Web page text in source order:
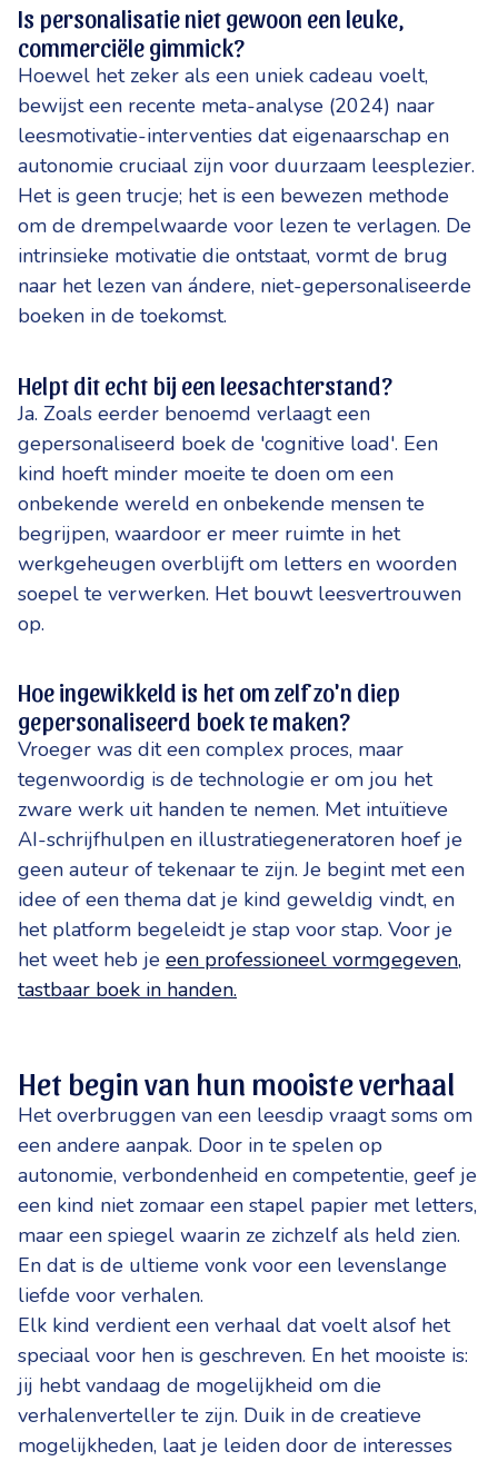
Is personalisatie niet gewoon een leuke,
commerciële gimmick?
Hoewel het zeker als een uniek cadeau voelt,
bewijst een recente meta-analyse (2024) naar
leesmotivatie-interventies dat eigenaarschap en
autonomie cruciaal zijn voor duurzaam leesplezier.
Het is geen trucje; het is een bewezen methode
om de drempelwaarde voor lezen te verlagen. De
intrinsieke motivatie die ontstaat, vormt de brug
naar het lezen van ándere, niet-gepersonaliseerde
boeken in de toekomst.
Helpt dit echt bij een leesachterstand?
Ja. Zoals eerder benoemd verlaagt een
gepersonaliseerd boek de 'cognitive load'. Een
kind hoeft minder moeite te doen om een
onbekende wereld en onbekende mensen te
begrijpen, waardoor er meer ruimte in het
werkgeheugen overblijft om letters en woorden
soepel te verwerken. Het bouwt leesvertrouwen
op.
Hoe ingewikkeld is het om zelf zo'n diep
gepersonaliseerd boek te maken?
Vroeger was dit een complex proces, maar
tegenwoordig is de technologie er om jou het
zware werk uit handen te nemen. Met intuïtieve
AI-schrijfhulpen en illustratiegeneratoren hoef je
geen auteur of tekenaar te zijn. Je begint met een
idee of een thema dat je kind geweldig vindt, en
het platform begeleidt je stap voor stap. Voor je
het weet heb je een professioneel vormgegeven,
tastbaar boek in handen.
Het begin van hun mooiste verhaal
Het overbruggen van een leesdip vraagt soms om
een andere aanpak. Door in te spelen op
autonomie, verbondenheid en competentie, geef je
een kind niet zomaar een stapel papier met letters,
maar een spiegel waarin ze zichzelf als held zien.
En dat is de ultieme vonk voor een levenslange
liefde voor verhalen.
Elk kind verdient een verhaal dat voelt alsof het
speciaal voor hen is geschreven. En het mooiste is:
jij hebt vandaag de mogelijkheid om die
verhalenverteller te zijn. Duik in de creatieve
mogelijkheden, laat je leiden door de interesses